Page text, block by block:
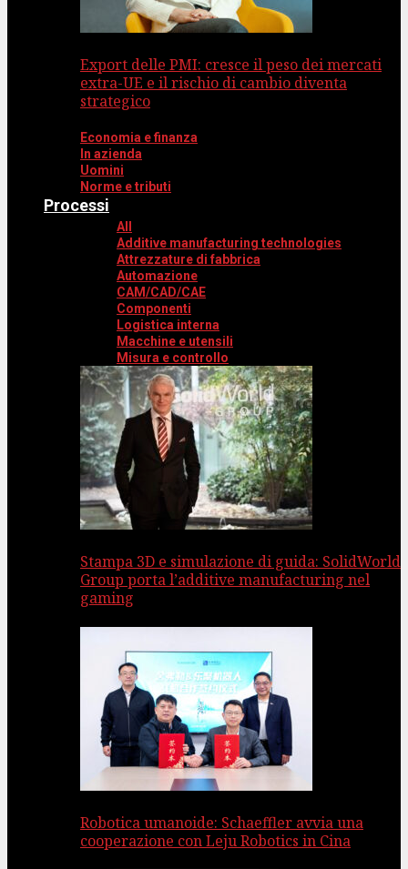
Export delle PMI: cresce il peso dei mercati
extra-UE e il rischio di cambio diventa
strategico
Economia e finanza
In azienda
Uomini
Norme e tributi
Processi
All
Additive manufacturing technologies
Attrezzature di fabbrica
Automazione
CAM/CAD/CAE
Componenti
Logistica interna
Macchine e utensili
Misura e controllo
Stampa 3D e simulazione di guida: SolidWorld
Group porta l’additive manufacturing nel
gaming
Robotica umanoide: Schaeffler avvia una
cooperazione con Leju Robotics in Cina